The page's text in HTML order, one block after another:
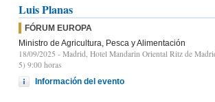
Luis Planas
FÓRUM EUROPA
Ministro de Agricultura, Pesca y Alimentación
18/09/2025 - Madrid, Hotel Mandarin Oriental Ritz de
5) 9:00 horas
Información del evento